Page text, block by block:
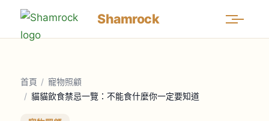
Shamrock
首頁 / 寵物照顧
/ 貓貓飲食禁忌一覽：不能食什麼你一定要知道